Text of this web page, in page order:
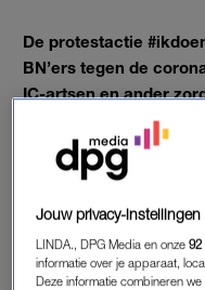
De protestactie
BN’ers tegen de
IC-artsen en ander
Artiesten als Famke
Bizzey lieten
tegen de verspreiding
overheid te weinig
mond snoert’. Ook
Jouw privacy-instellingen
LINDA., DPG Media en onze92
informatie over je apparaat,
Deze informatie combineren